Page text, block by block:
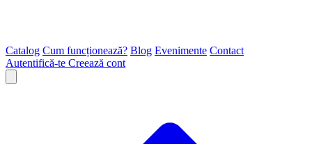
Catalog Cum funcționează? Blog Evenimente Contact
Autentifică-te Creează cont